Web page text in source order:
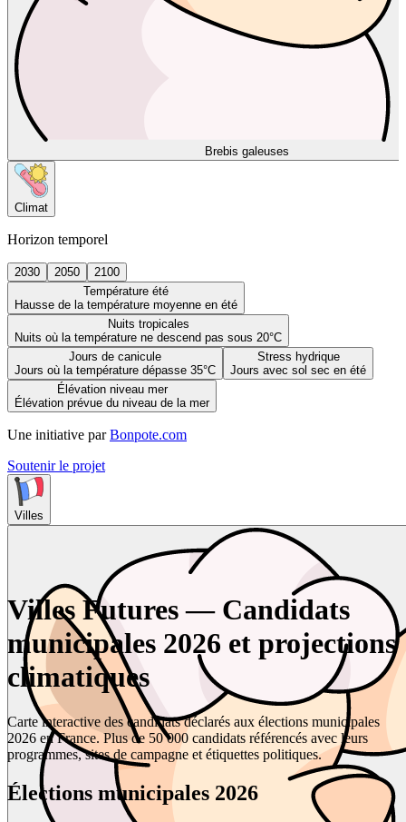
Brebis galeuses
Climat
Horizon temporel
2030 2050
2100
Température été
Hausse de la température moyenne en été
Nuits tropicales
Nuits où la température ne descend pas sous 20°C
Jours de canicule
Jours où la température dépasse 35°C
Stress hydrique
Jours avec sol sec en été
Élévation niveau mer
Élévation prévue du niveau de la mer
Une initiative par Bonpote.com
Soutenir le projet
Villes
Villes Futures — Candidats
municipales 2026 et projections
climatiques
Carte interactive des candidats déclarés aux élections municipales
2026 en France. Plus de 50 000 candidats référencés avec leurs
programmes, sites de campagne et étiquettes politiques.
Élections municipales 2026